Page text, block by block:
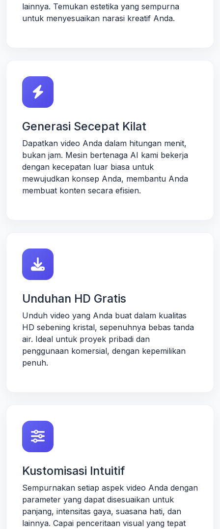
lainnya. Temukan estetika yang sempurna
untuk menyesuaikan narasi kreatif Anda.
Generasi Secepat Kilat
Dapatkan video Anda dalam hitungan menit,
bukan jam. Mesin bertenaga AI kami bekerja
dengan kecepatan luar biasa untuk
mewujudkan konsep Anda, membantu Anda
membuat konten secara efisien.
Unduhan HD Gratis
Unduh video yang Anda buat dalam kualitas
HD sebening kristal, sepenuhnya bebas tanda
air. Ideal untuk proyek pribadi dan
penggunaan komersial, dengan kepemilikan
penuh.
Kustomisasi Intuitif
Sempurnakan setiap aspek video Anda dengan
parameter yang dapat disesuaikan untuk
panjang, intensitas gaya, suasana hati, dan
lainnya. Capai penceritaan visual yang tepat